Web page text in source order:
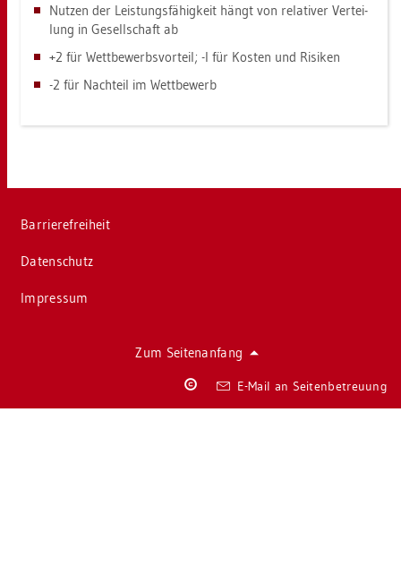
Nut­zen der Leis­tungs­fä­hig­keit hängt von re­la­ti­ver Ver­tei­
lung in Ge­sell­schaft ab
+2 für Wett­be­werbs­vor­teil; -l für Kos­ten und Ri­si­ken
-2 für Nach­teil im Wett­be­werb
Bar­rie­re­frei­heit
Da­ten­schutz
Im­pres­sum
Zum Sei­ten­an­fang
E-Mail an Sei­ten­be­treu­ung
Co­